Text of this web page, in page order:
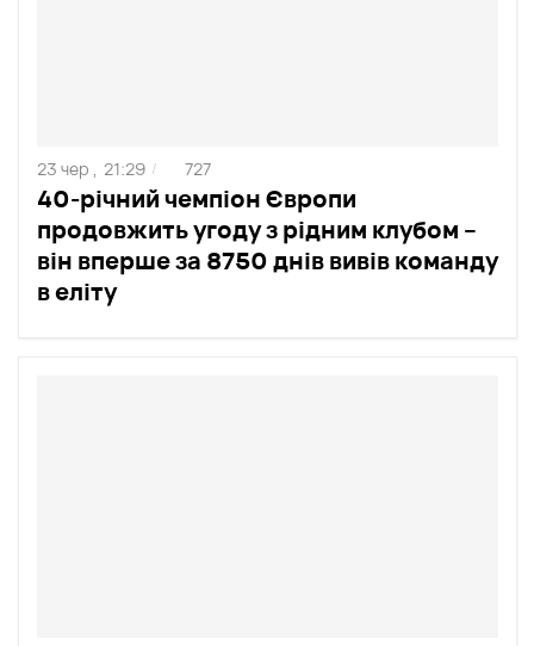
40-річний чемпіон Європи
продовжить угоду з рідним клубом –
він вперше за 8750 днів вивів команду
в еліту
23 чер , 21:29 / 727